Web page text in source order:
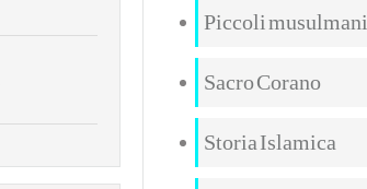
Piccoli musulmani
Sacro Corano
Storia Islamica